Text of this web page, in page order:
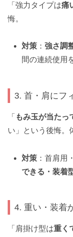
「強力タイプは痛
悔。
対策 ：強さ調
間の連続使用
3. 首・肩にフ
「 もみ玉が当たっ
い」という後悔。
対策 ：首肩用
できる・装着
4. 重い・装着
「肩掛け型は重く